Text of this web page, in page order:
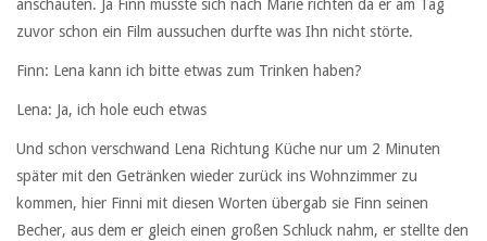
anschauten. Ja Finn musste sich nach Marie richten da er am Tag
zuvor schon ein Film aussuchen durfte was Ihn nicht störte.
Finn: Lena kann ich bitte etwas zum Trinken haben?
Lena: Ja, ich hole euch etwas
Und schon verschwand Lena Richtung Küche nur um 2 Minuten
später mit den Getränken wieder zurück ins Wohnzimmer zu
kommen, hier Finni mit diesen Worten übergab sie Finn seinen
Becher, aus dem er gleich einen großen Schluck nahm, er stellte den